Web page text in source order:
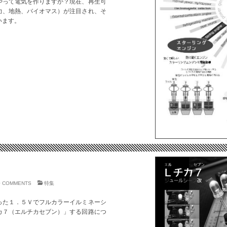
て電気を作りますか？現在、再生可
地熱、バイオマス）が注目され、そ
す。
COMMENTS 特集
１．５Ｖでフルカラーイルミネーシ
（エルチカセブン）」する回路につ